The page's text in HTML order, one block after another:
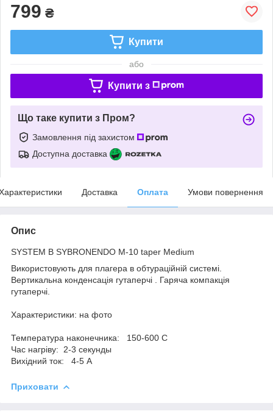
799 ₴
Купити
або
Купити з
Що таке купити з Пром?
Замовлення під захистом
Доступна доставка
Доставка Оплата Умови повернення
Опис
SYSTEM B SYBRONENDO M-10 taper Medium
Використовують для плагера в обтураційній системі.
Вертикальна конденсація гутаперчі . Гаряча компакція
гутаперчі.
Характеристики: на фото
Температура наконечника: 150-600 С
Час нагріву: 2-3 секунды
Вихідний ток: 4-5 А
Приховати